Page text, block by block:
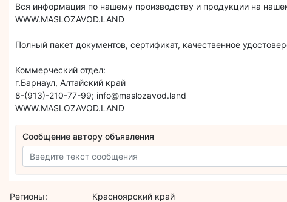
Вся информация по нашему производству и продукции на
WWW.MASLOZAVOD.LAND
Полный пакет документов, сертификат, качественное
Коммерческий отдел:
г.Барнаул, Алтайский край
8-(913)-210-77-99; info@maslozavod.land
WWW.MASLOZAVOD.LAND
Сообщение автору объявления
Регионы:
Красноярский край